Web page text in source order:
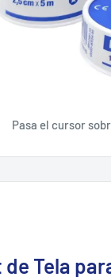
Pasa el cursor
Tela